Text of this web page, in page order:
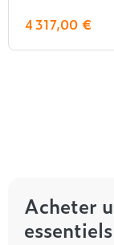
4 317,00 €
Acheter